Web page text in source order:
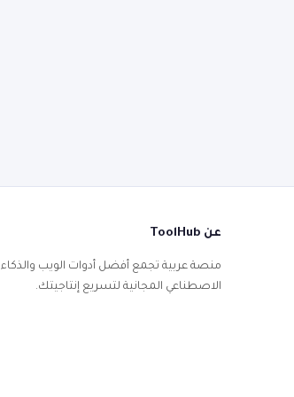
عن ToolHub
منصة عربية تجمع أفضل أدوات الويب والذكاء
الاصطناعي المجانية لتسريع إنتاجيتك.